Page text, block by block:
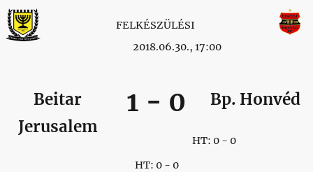
FELKÉSZÜLÉSI
2018.06.30., 17:00
Beitar
Jerusalem
1 - 0 Bp. Honvéd
HT: 0 - 0
HT: 0 - 0